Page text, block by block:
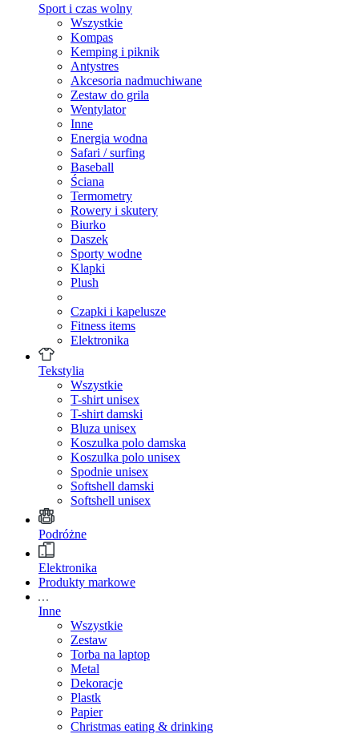
Sport i czas wolny
Wszystkie
Kompas
Kemping i piknik
Antystres
Akcesoria nadmuchiwane
Zestaw do grila
Wentylator
Inne
Energia wodna
Safari / surfing
Baseball
Ściana
Termometry
Rowery i skutery
Biurko
Daszek
Sporty wodne
Klapki
Plush
Czapki i kapelusze
Fitness items
Elektronika
Tekstylia
Wszystkie
T-shirt unisex
T-shirt damski
Bluza unisex
Koszulka polo damska
Koszulka polo unisex
Spodnie unisex
Softshell damski
Softshell unisex
Podróżne
Elektronika
Produkty markowe
Inne
Wszystkie
Zestaw
Torba na laptop
Metal
Dekoracje
Plastk
Papier
Christmas eating & drinking